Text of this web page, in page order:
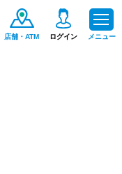
店舗・ATM ログイン メニュー